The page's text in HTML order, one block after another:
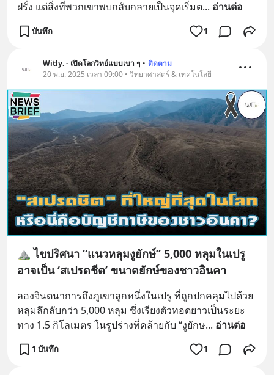
ฝรั่ง แต่สิ่งที่พวกเขาพบกลับกลายเป็นจุดเริ่มต... อ่านต่อ
บันทึก 1
Witly. - เปิดโลกวิทย์แบบเบา ๆ • ติดตาม
20 พ.ย. 2025 เวลา 09:00 • วิทยาศาสตร์ & เทคโนโลยี
⛰️ ไขปริศนา “แนวหลุมงูยักษ์” 5,000 หลุมในเปรู
อาจเป็น ‘สเปรดชีต’ ขนาดยักษ์ของชาวอินคา
ลองจินตนาการถึงภูเขาลูกหนึ่งในเปรู ที่ถูกปกคลุมไปด้วย
หลุมลึกลับกว่า 5,000 หลุม ซึ่งเรียงตัวทอดยาวเป็นระยะ
ทาง 1.5 กิโลเมตร ในรูปร่างที่คล้ายกับ “งูยักษ... อ่านต่อ
1 บันทึก 1